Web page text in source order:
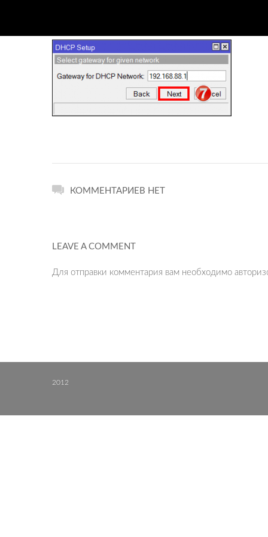
КОММЕНТАРИЕВ НЕТ
LEAVE A COMMENT
Для отправки комментария вам необходимо
2012